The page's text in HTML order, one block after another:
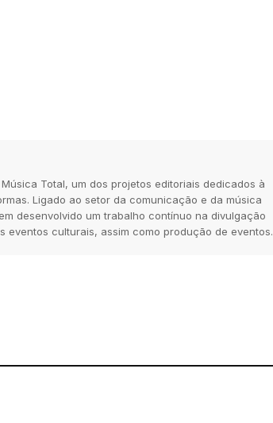
Total, um dos projetos editoriais dedicados à
Ligado ao setor da comunicação e da música
desenvolvido um trabalho contínuo na divulgação
eventos culturais, assim como produção de eventos.